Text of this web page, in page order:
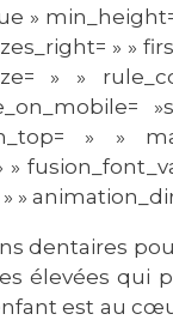
»
» »
» »
» »
»
dentaires
élevées qui
est au